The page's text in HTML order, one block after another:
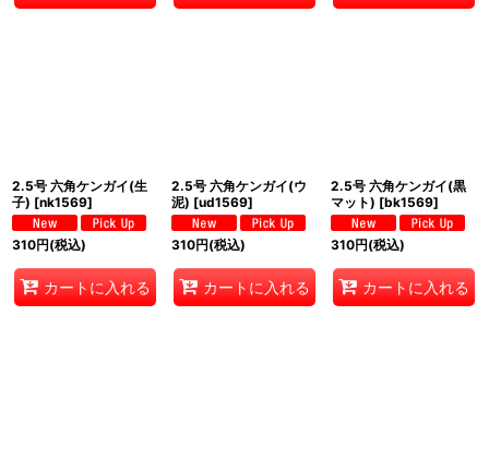
2.5号 六角ケンガイ(生
子) [nk1569]
310円(税込)
カートに入れる
2.5号 六角ケンガイ(ウ
泥) [ud1569]
310円(税込)
カートに入れる
2.5号 六角ケンガイ(黒
マット) [bk1569]
310円(税込)
カートに入れる